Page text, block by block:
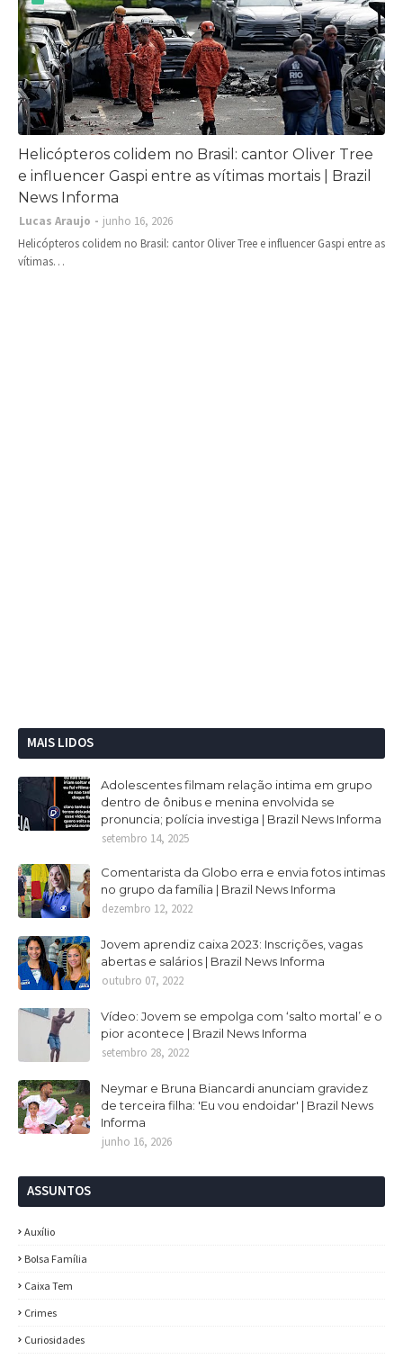
Helicópteros colidem no Brasil: cantor Oliver Tree
e influencer Gaspi entre as vítimas mortais | Brazil
News Informa
Lucas Araujo
junho 16, 2026
Helicópteros colidem no Brasil: cantor Oliver Tree e influencer Gaspi entre as
vítimas…
MAIS LIDOS
Adolescentes filmam relação intima em grupo
dentro de ônibus e menina envolvida se
pronuncia; polícia investiga | Brazil News Informa
setembro 14, 2025
Comentarista da Globo erra e envia fotos intimas
no grupo da família | Brazil News Informa
dezembro 12, 2022
Jovem aprendiz caixa 2023: Inscrições, vagas
abertas e salários | Brazil News Informa
outubro 07, 2022
Vídeo: Jovem se empolga com ‘salto mortal’ e o
pior acontece | Brazil News Informa
setembro 28, 2022
Neymar e Bruna Biancardi anunciam gravidez
de terceira filha: 'Eu vou endoidar' | Brazil News
Informa
junho 16, 2026
ASSUNTOS
Auxílio
Bolsa Família
Caixa Tem
Crimes
Curiosidades